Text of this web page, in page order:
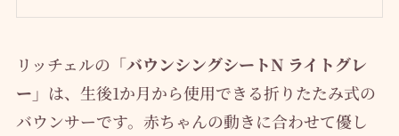
リッチェルの 「バウンシングシートN ライトグレ
ー」 は、生後1か月から使用できる折りたたみ式の
バウンサーです。赤ちゃんの動きに合わせて優し